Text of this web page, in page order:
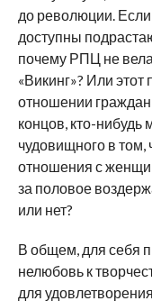
до революции.
доступны
почему РПЦ не
«Викинг»? Или этот
отношении
концов, кто-нибудь
чудовищного в том,
отношения с
за половое
или нет?
В общем, для себя
нелюбовь к
для